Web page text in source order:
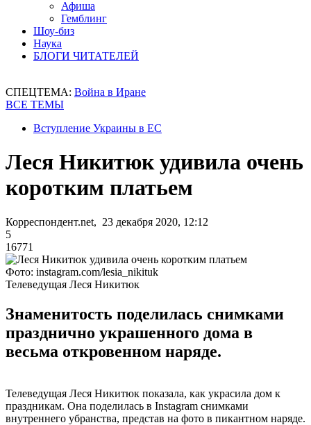
Афиша
Гемблинг
Шоу-биз
Наука
БЛОГИ ЧИТАТЕЛЕЙ
СПЕЦТЕМА: Война в Иране
ВСЕ ТЕМЫ
Вступление Украины в ЕС
Леся Никитюк удивила очень
коротким платьем
Корреспондент.net, 23 декабря 2020, 12:12
5
16771
Фото: instagram.com/lesia_nikituk
Телеведущая Леся Никитюк
Знаменитость поделилась снимками
празднично украшенного дома в
весьма откровенном наряде.
Телеведущая Леся Никитюк показала, как украсила дом к
праздникам. Она поделилась в Instagram снимками
внутреннего убранства, представ на фото в пикантном наряде.